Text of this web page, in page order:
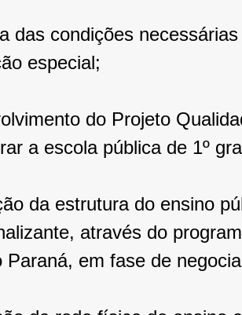
das condições
especial;
do Projeto
a escola pública de 1º
da estrutura do ensino
através do
Paraná, em fase de